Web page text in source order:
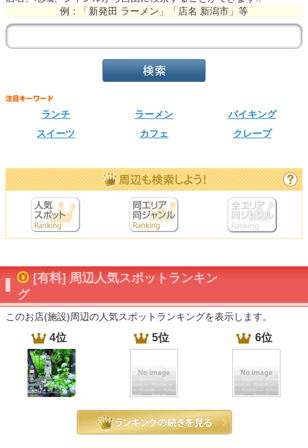
例：「新発田 ラーメン」「店名 新潟市」等
ランチ ラーメン
バイキング
スイーツ
カフェ クレープ
[有料] 周辺人気スポットランキン
グ
このお店(施設)周辺の人気スポットランキングを表示します。
4位 5位 6位